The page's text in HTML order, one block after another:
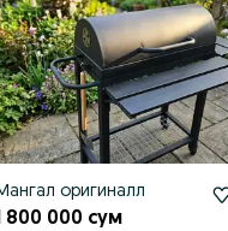
оригиналл
800 000 сум